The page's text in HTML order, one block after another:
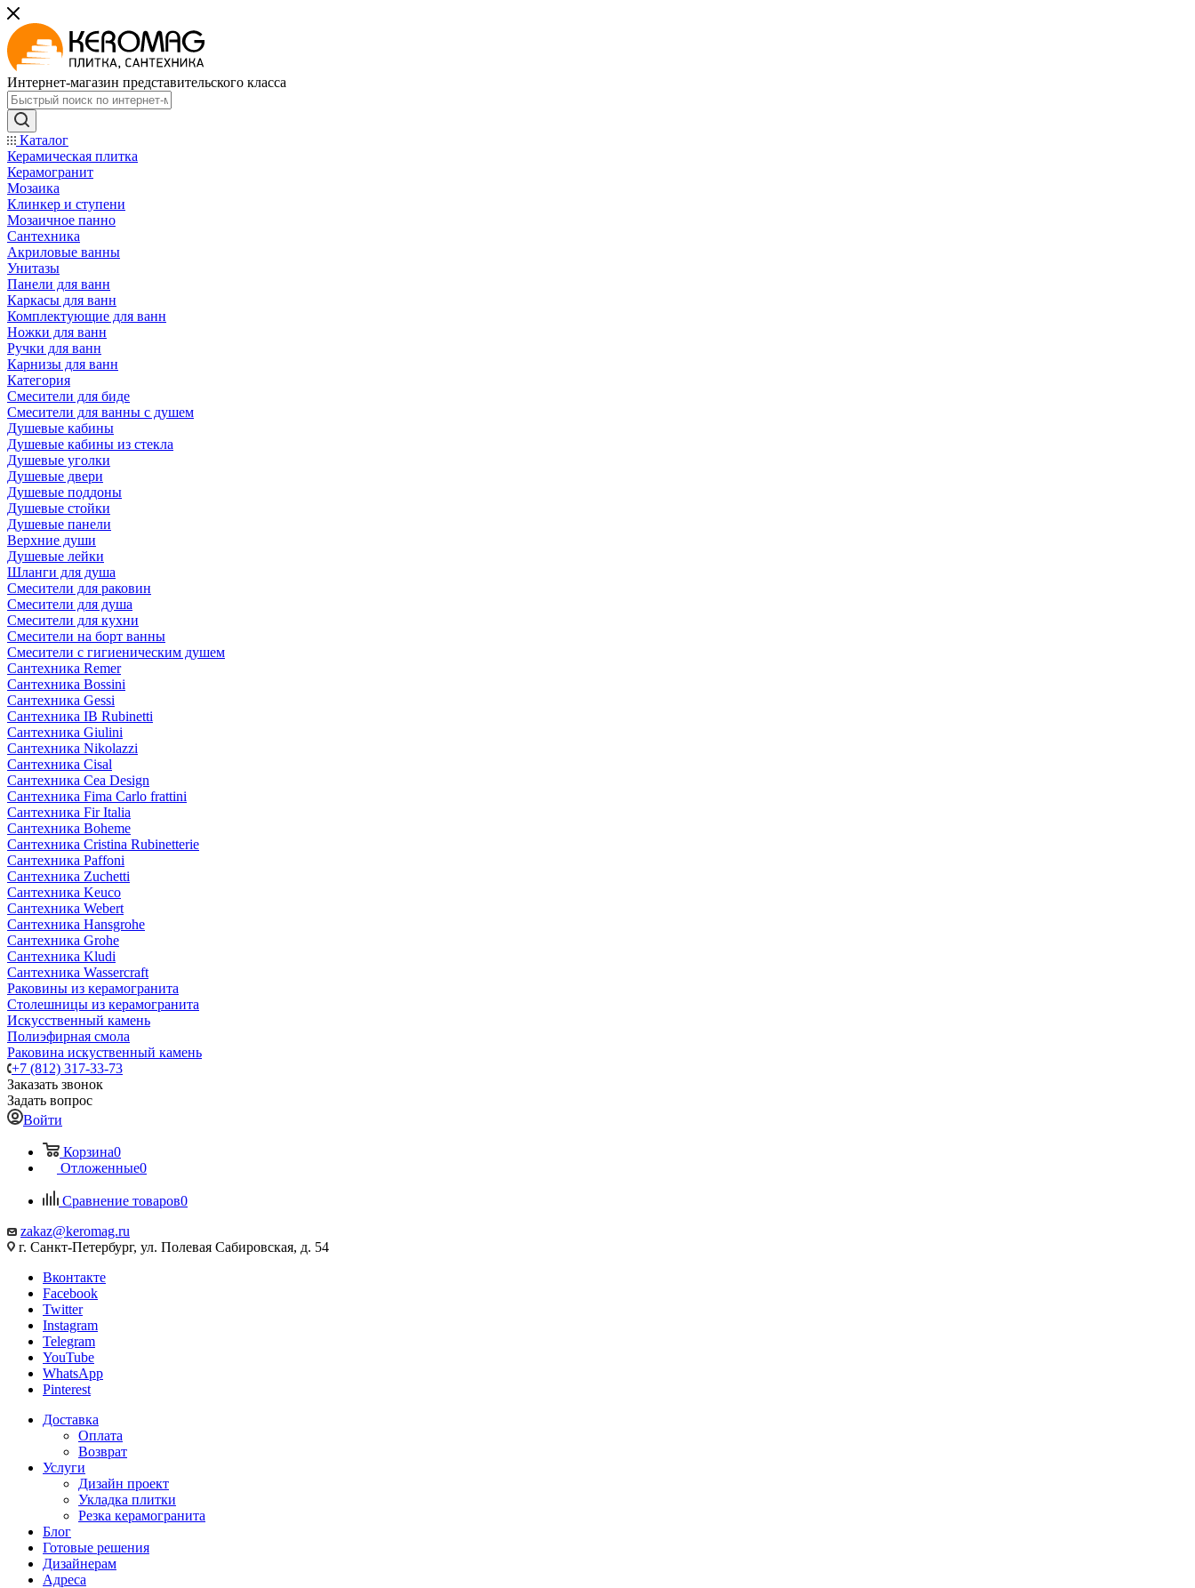
Интернет-магазин представительского класса
Каталог
Керамическая плитка
Керамогранит
Мозаика
Клинкер и ступени
Мозаичное панно
Сантехника
Акриловые ванны
Унитазы
Панели для ванн
Каркасы для ванн
Комплектующие для ванн
Ножки для ванн
Ручки для ванн
Карнизы для ванн
Категория
Смесители для биде
Смесители для ванны с душем
Душевые кабины
Душевые кабины из стекла
Душевые уголки
Душевые двери
Душевые поддоны
Душевые стойки
Душевые панели
Верхние души
Душевые лейки
Шланги для душа
Смесители для раковин
Смесители для душа
Смесители для кухни
Смесители на борт ванны
Смесители с гигиеническим душем
Сантехника Remer
Сантехника Bossini
Сантехника Gessi
Сантехника IB Rubinetti
Сантехника Giulini
Сантехника Nikolazzi
Сантехника Cisal
Сантехника Cea Design
Сантехника Fima Carlo frattini
Сантехника Fir Italia
Сантехника Boheme
Сантехника Cristina Rubinetterie
Сантехника Paffoni
Сантехника Zuchetti
Сантехника Keuco
Сантехника Webert
Сантехника Hansgrohe
Сантехника Grohe
Сантехника Kludi
Сантехника Wassercraft
Раковины из керамогранита
Столешницы из керамогранита
Искусственный камень
Полиэфирная смола
Раковина искуственный камень
+7 (812) 317-33-73
Заказать звонок
Задать вопрос
Войти
Корзина0
Отложенные0
Сравнение товаров0
zakaz@keromag.ru
г. Санкт-Петербург, ул. Полевая Сабировская, д. 54
Вконтакте
Facebook
Twitter
Instagram
Telegram
YouTube
WhatsApp
Pinterest
Доставка
Оплата
Возврат
Услуги
Дизайн проект
Укладка плитки
Резка керамогранита
Блог
Готовые решения
Дизайнерам
Адреса